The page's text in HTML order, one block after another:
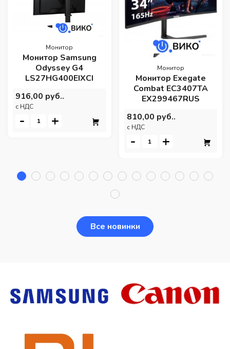
Монитор
Монитор Samsung
Odyssey G4
LS27HG400EIXCI
916,00 руб..
c НДС
- +
Монитор
Монитор Exegate
Combat EC3407TA
EX299467RUS
810,00 руб..
c НДС
- +
Все новинки